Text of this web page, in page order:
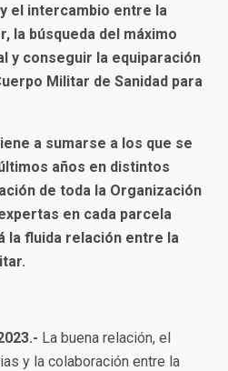
el intercambio entre la
la búsqueda del máximo
y conseguir la equiparación
Militar de Sanidad para
a sumarse a los que se
años en distintos
de toda la Organización
en cada parcela
fluida relación entre la
La buena relación, el
y la colaboración entre la